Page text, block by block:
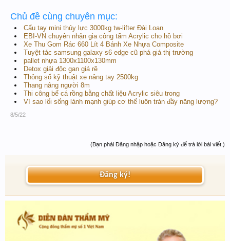
Chủ đề cùng chuyên mục:
Cẩu tay mini thủy lực 3000kg tw-lifter Đài Loan
EBI-VN chuyên nhận gia công tấm Acrylic cho hồ bơi
Xe Thu Gom Rác 660 Lít 4 Bánh Xe Nhựa Composite
Tuyệt tác samsung galaxy s6 edge cũ phá giá thị trường
pallet nhựa 1300x1100x130mm
Detox giải độc gan giá rẽ
Thông số kỹ thuật xe nâng tay 2500kg
Thang nâng người 8m
Thi công bể cá rồng bằng chất liệu Acrylic siêu trong
Vì sao lối sống lành mạnh giúp cơ thể luôn tràn đầy năng lượng?
8/5/22
(Bạn phải Đăng nhập hoặc Đăng ký để trả lời bài viết.)
Đăng ký!